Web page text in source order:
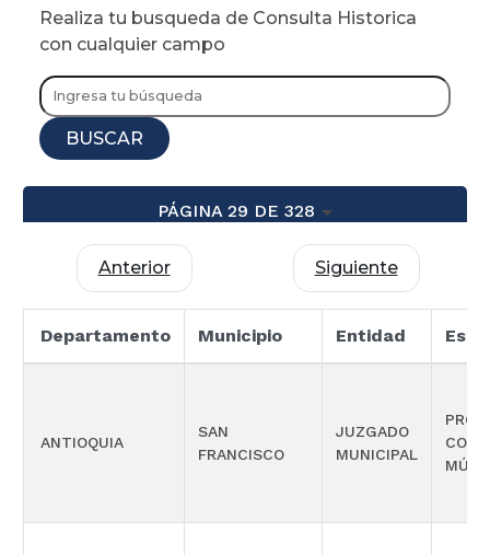
Realiza tu busqueda de Consulta Historica
con cualquier campo
BUSCAR
PÁGINA 29 DE 328
Anterior Siguiente
Departamento Municipio Entidad
ANTIOQUIA
SAN
FRANCISCO
JUZGADO
MUNICIPAL